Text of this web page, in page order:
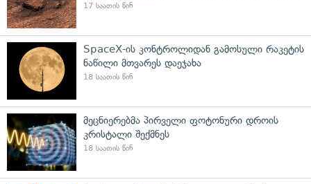
17 საათის წინ
SpaceX-ის კონტროლიდან გამოსული რაკეტის
ნაწილი მთვარეს დაეჯახა
18 საათის წინ
მეცნიერებმა პირველი ფოტონური დროის
კრისტალი შექმნეს
18 საათის წინ